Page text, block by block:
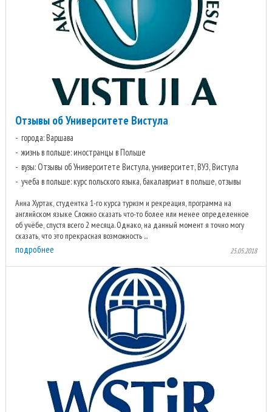
Отзывы об Университете Вистула
города: Варшава
жизнь в польше: иностранцы в Польше
вузы: Отзывы об Университете Вистула, университет, ВУЗ, Вистула
учеба в польше: курс польского языка, бакалавриат в польше, отзывы
Анна Хуртак, студентка 1-го курса туризм и рекреация, программа на
английском языке Сложно сказать что-то более или менее определенное
об учёбе, спустя всего 2 месяца. Однако, на данный момент я точно могу
сказать, что это прекрасная возможность ...
подробнее 25.05.2018